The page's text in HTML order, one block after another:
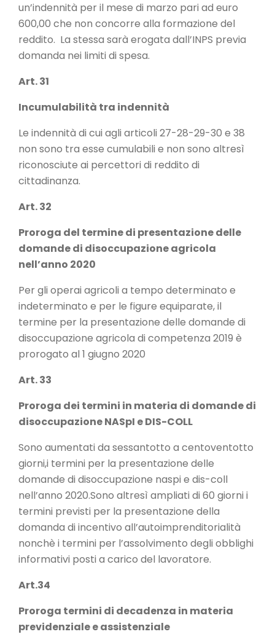
un’indennità per il mese di marzo pari ad euro
600,00 che non concorre alla formazione del
reddito. La stessa sarà erogata dall’INPS previa
domanda nei limiti di spesa.
Art. 31
Incumulabilità tra indennità
Le indennità di cui agli articoli 27-28-29-30 e 38
non sono tra esse cumulabili e non sono altresì
riconosciute ai percettori di reddito di
cittadinanza.
Art. 32
Proroga del termine di presentazione delle
domande di disoccupazione agricola
nell’anno 2020
Per gli operai agricoli a tempo determinato e
indeterminato e per le figure equiparate, il
termine per la presentazione delle domande di
disoccupazione agricola di competenza 2019 è
prorogato al 1 giugno 2020
Art. 33
Proroga dei termini in materia di domande di
disoccupazione NASpI e DIS-COLL
Sono aumentati da sessantotto a centoventotto
giorni,i termini per la presentazione delle
domande di disoccupazione naspi e dis-coll
nell’anno 2020.Sono altresì ampliati di 60 giorni i
termini previsti per la presentazione della
domanda di incentivo all’autoimprenditorialità
nonchè i termini per l’assolvimento degli obblighi
informativi posti a carico del lavoratore.
Art.34
Proroga termini di decadenza in materia
previdenziale e assistenziale